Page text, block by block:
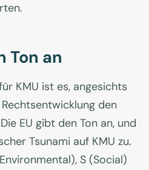
Ton an
KMU ist es, angesichts
den
EU gibt den Ton an, und
Tsunami auf KMU zu.
S (Social)